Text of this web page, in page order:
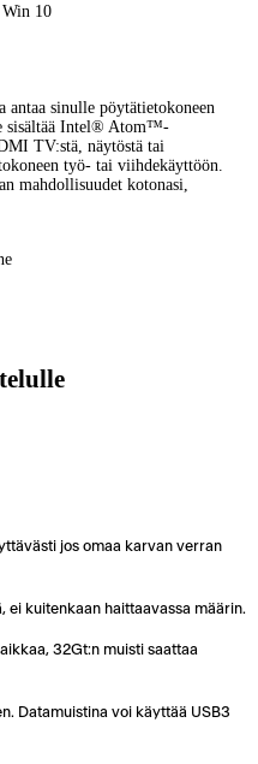
10
sinulle pöytätietokoneen
sisältää Intel® Atom™-
TV:stä, näytöstä tai
työ- tai viihdekäyttöön.
mahdollisuudet kotonasi,
jos omaa karvan verran
ei kuitenkaan haittaavassa määrin.
32Gt:n muisti saattaa
Datamuistina voi käyttää USB3